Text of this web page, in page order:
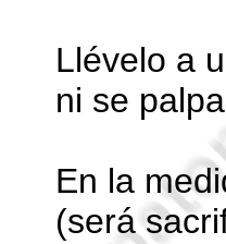
Llévelo a
ni se
En la
(será